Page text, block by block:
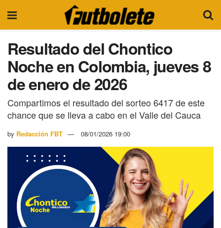
Resultado del Chontico
Noche en Colombia, jueves 8
de enero de 2026
Compartimos el resultado del sorteo 6417 de este
chance que se lleva a cabo en el Valle del Cauca
by Redacción FBT 08/01/2026 19:00